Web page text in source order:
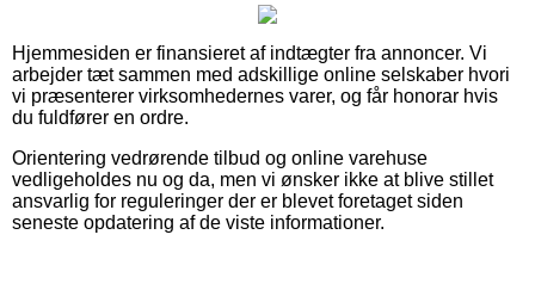
Hjemmesiden er finansieret af indtægter fra annoncer. Vi
arbejder tæt sammen med adskillige online selskaber hvori
vi præsenterer virksomhedernes varer, og får honorar hvis
du fuldfører en ordre.
Orientering vedrørende tilbud og online varehuse
vedligeholdes nu og da, men vi ønsker ikke at blive stillet
ansvarlig for reguleringer der er blevet foretaget siden
seneste opdatering af de viste informationer.